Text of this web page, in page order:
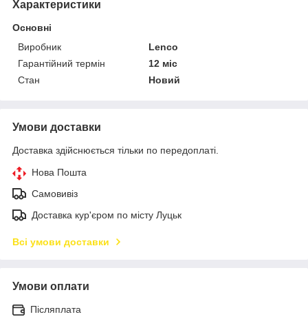
Характеристики
Основні
Виробник
Lenco
Гарантійний термін
12 міс
Стан
Новий
Умови доставки
Доставка здійснюється тільки по передоплаті.
Нова Пошта
Самовивіз
Доставка кур'єром по місту Луцьк
Всі умови доставки
Умови оплати
Післяплата